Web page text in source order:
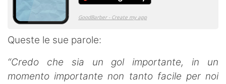
Queste le sue parole:
“Credo che sia un gol importante, in un
momento importante non tanto facile per noi